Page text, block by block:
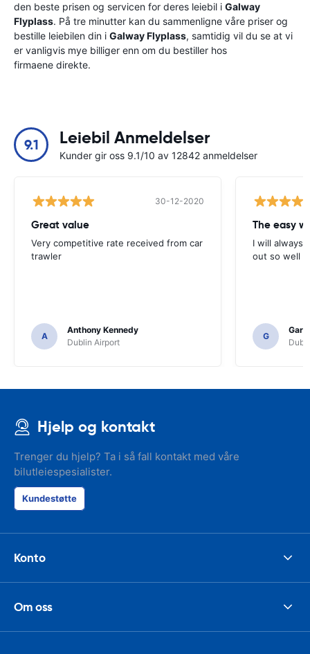
den beste prisen og servicen for deres leiebil i Galway
Flyplass. På tre minutter kan du sammenligne våre priser og
bestille leiebilen din i Galway Flyplass, samtidig vil du se at vi
er vanligvis mye billiger enn om du bestiller hos
firmaene direkte.
9.1 Leiebil Anmeldelser
Kunder gir oss 9.1/10 av 12842 anmeldelser
30-12-2020
Great value
Very competitive rate received from car
trawler
A
Anthony Kennedy
Dublin Airport
I will always
out so well
G
Gary
Hjelp og kontakt
Trenger du hjelp? Ta i så fall kontakt med våre
bilutleiespesialister.
Kundestøtte
Konto
Om oss